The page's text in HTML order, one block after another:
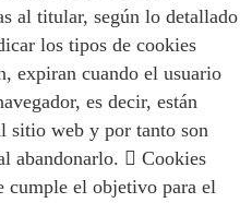
al titular, según lo detallado
los tipos de cookies
expiran cuando el usuario
es decir, están
sitio web y por tanto son
abandonarlo.  Cookies
cumple el objetivo para el